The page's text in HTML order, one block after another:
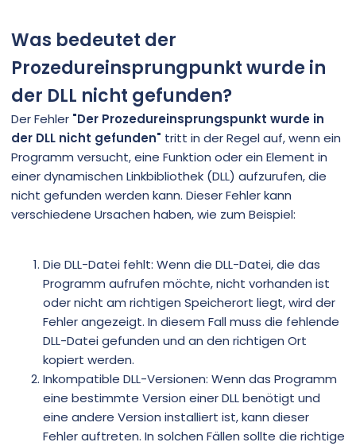
Was bedeutet der
Prozedureinsprungpunkt wurde in
der DLL nicht gefunden?
Der Fehler "Der Prozedureinsprungspunkt wurde in
der DLL nicht gefunden" tritt in der Regel auf, wenn ein
Programm versucht, eine Funktion oder ein Element in
einer dynamischen Linkbibliothek (DLL) aufzurufen, die
nicht gefunden werden kann. Dieser Fehler kann
verschiedene Ursachen haben, wie zum Beispiel:
Die DLL-Datei fehlt: Wenn die DLL-Datei, die das
Programm aufrufen möchte, nicht vorhanden ist
oder nicht am richtigen Speicherort liegt, wird der
Fehler angezeigt. In diesem Fall muss die fehlende
DLL-Datei gefunden und an den richtigen Ort
kopiert werden.
Inkompatible DLL-Versionen: Wenn das Programm
eine bestimmte Version einer DLL benötigt und
eine andere Version installiert ist, kann dieser
Fehler auftreten. In solchen Fällen sollte die richtige